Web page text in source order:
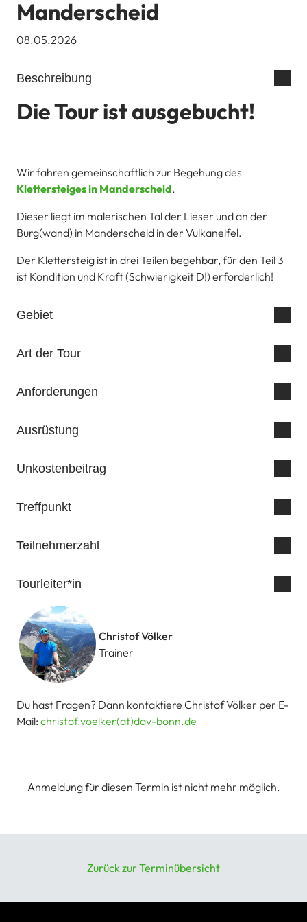
Manderscheid
08.05.2026
Beschreibung
Die Tour ist ausgebucht!
Wir fahren gemeinschaftlich zur Begehung des
Klettersteiges in Manderscheid.
Dieser liegt im malerischen Tal der Lieser und an der
Burg(wand) in Manderscheid in der Vulkaneifel.
Der Klettersteig ist in drei Teilen begehbar, für den Teil 3
ist Kondition und Kraft (Schwierigkeit D!) erforderlich!
Gebiet
Art der Tour
Anforderungen
Ausrüstung
Unkostenbeitrag
Treffpunkt
Parkplatz bei Bauhaus/Lidl an der Endenicher Straße
Teilnehmerzahl
Tourleiter*in
Christof Völker
Trainer
Du hast Fragen? Dann kontaktiere Christof Völker per E-
Mail: christof.voelker(at)dav-bonn.de
Anmeldung für diesen Termin ist nicht mehr möglich.
Zurück zur Terminübersicht